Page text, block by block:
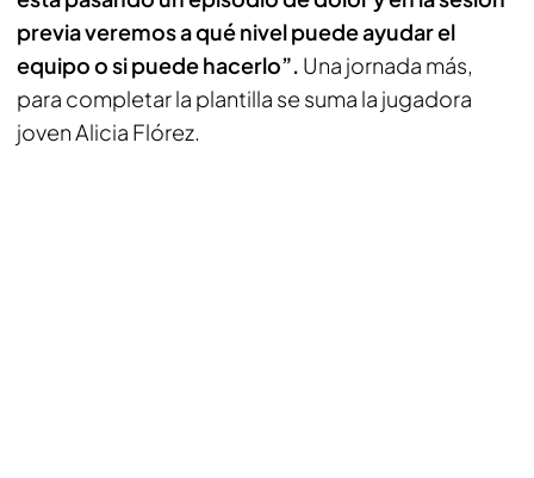
previa veremos a qué nivel puede ayudar el
equipo o si puede hacerlo”. Una jornada más,
para completar la plantilla se suma la jugadora
joven Alicia Flórez.